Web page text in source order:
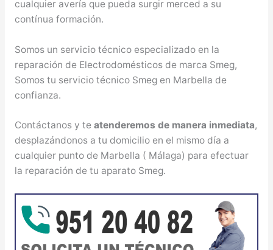
cualquier avería que pueda surgir merced a su
contínua formación.
Somos un servicio técnico especializado en la
reparación de Electrodomésticos de marca Smeg,
Somos tu servicio técnico Smeg en Marbella de
confianza.
Contáctanos y te atenderemos de manera inmediata,
desplazándonos a tu domicilio en el mismo día a
cualquier punto de Marbella ( Málaga) para efectuar
la reparación de tu aparato Smeg.